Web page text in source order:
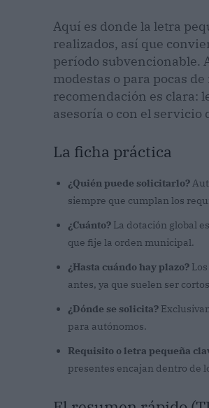
Aquí es donde la letra
realizados, así que
período subvencionable.
modestas o para pocas
recomendación es clara:
asesoría o con el
La ficha práctica
¿Quién puede solicitarlo?
siempre que cumplan los
¿Cuánto? La dotación global
que fije la orden municipal.
¿Hasta cuándo hay plazo?
antes, ya que suelen ser
¿Dónde se solicita?
para autónomos.
Requisito o letra pequeña
presentes encajan dentro de